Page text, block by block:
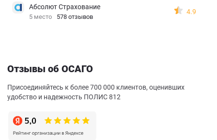
Абсолют Страхование
5 место 578 отзывов
4.9
Отзывы об ОСАГО
Присоединяйтесь к более 700 000 клиентов, оценивших
удобство и надежность ПОЛИС 812